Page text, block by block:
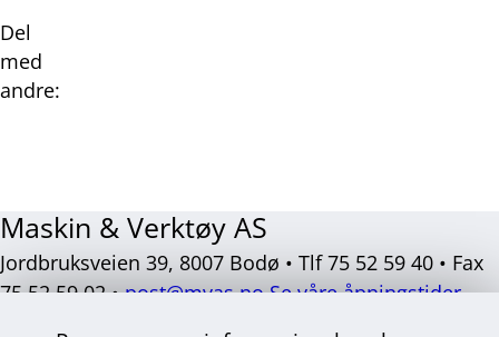
Del
med
andre:
post
Maskin & Verktøy AS
Jordbruksveien 39, 8007 Bodø • Tlf 75 52 59 40 • Fax
75 52 59 02 •post@mvas.no Se våre åpningstider